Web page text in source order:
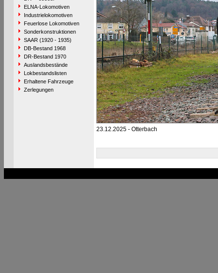
ELNA-Lokomotiven
Industrielokomotiven
Feuerlose Lokomotiven
Sonderkonstruktionen
SAAR (1920 - 1935)
DB-Bestand 1968
DR-Bestand 1970
Auslandsbestände
Lokbestandslisten
Erhaltene Fahrzeuge
Zerlegungen
23.12.2025 - Otterbach